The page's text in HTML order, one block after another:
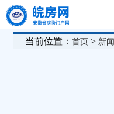
首
当前位置：首页 > 新